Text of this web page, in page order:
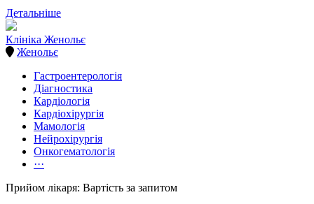
Детальніше
Клініка Женольє
Женольє
Гастроентерологія
Діагностика
Кардіологія
Кардіохірургія
Мамологія
Нейрохірургія
Онкогематологія
···
Прийом лікаря: Вартість за запитом